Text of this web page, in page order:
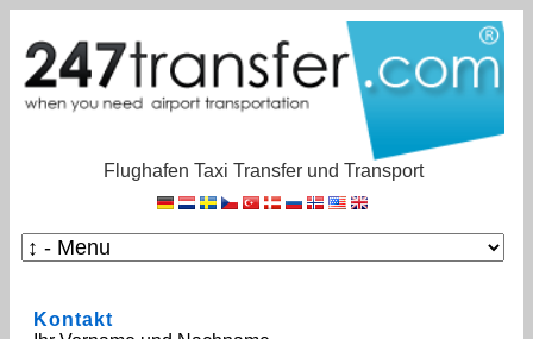
Flughafen Taxi Transfer und Transport
Kontakt